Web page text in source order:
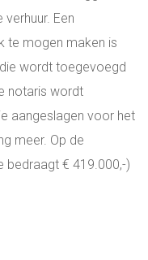
Een
te mogen maken is
wordt toegevoegd
notaris wordt
aangeslagen voor het
meer. Op de
bedraagt € 419.000,-)